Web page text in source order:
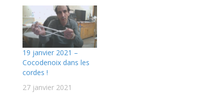
19 janvier 2021 –
Cocodenoix dans les
cordes !
27 janvier 2021